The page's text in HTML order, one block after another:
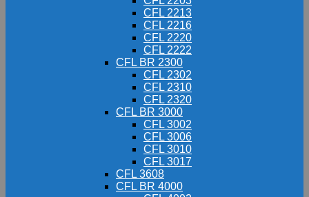
CFL 2213
CFL 2216
CFL 2220
CFL 2222
CFL BR 2300
CFL 2302
CFL 2310
CFL 2320
CFL BR 3000
CFL 3002
CFL 3006
CFL 3010
CFL 3017
CFL 3608
CFL BR 4000